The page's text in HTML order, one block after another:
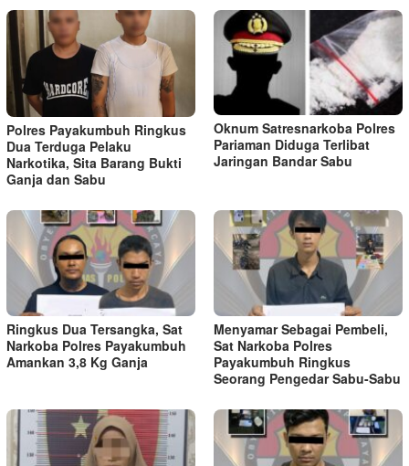
Polres Payakumbuh Ringkus
Dua Terduga Pelaku
Narkotika, Sita Barang Bukti
Ganja dan Sabu
Oknum Satresnarkoba Polres
Pariaman Diduga Terlibat
Jaringan Bandar Sabu
Ringkus Dua Tersangka, Sat
Narkoba Polres Payakumbuh
Amankan 3,8 Kg Ganja
Menyamar Sebagai Pembeli,
Sat Narkoba Polres
Payakumbuh Ringkus
Seorang Pengedar Sabu-Sabu